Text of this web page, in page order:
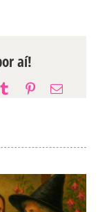
aí!
TumblrPinterest
E-